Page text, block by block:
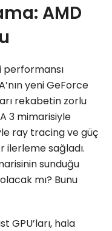
AMD
performansı
yeni GeForce
rekabetin zorlu
3 mimarisiyle
ray tracing ve güç
ilerleme sağladı.
sunduğu
mı? Bunu
GPU’ları, hala